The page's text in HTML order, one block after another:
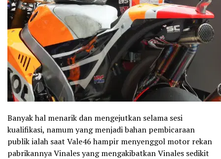
Banyak hal menarik dan mengejutkan selama sesi
kualifikasi, namum yang menjadi bahan pembicaraan
publik ialah saat Vale46 hampir menyenggol motor rekan
pabrikannya Vinales yang mengakibatkan Vinales sedikit